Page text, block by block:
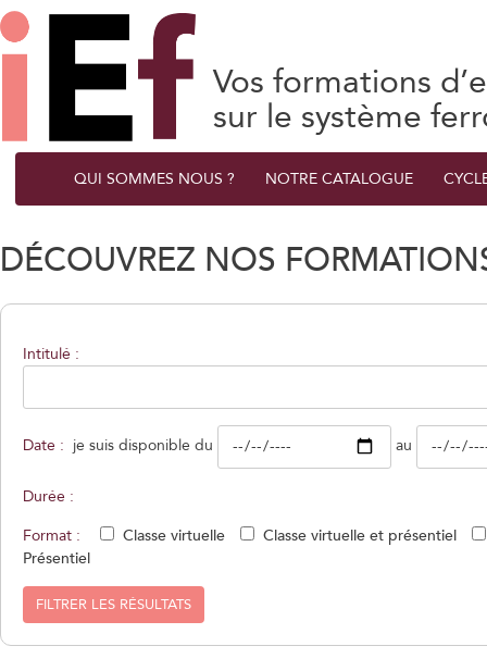
Vos formations
sur le système
QUI SOMMES NOUS ? NOTRE CATALOGUE
DÉCOUVREZ NOS
Intitulé :
Date : je suis disponible du au
Durée :
Format :
Classe virtuelle
Classe virtuelle et présentiel
Présentiel
FILTRER LES RÉSULTATS